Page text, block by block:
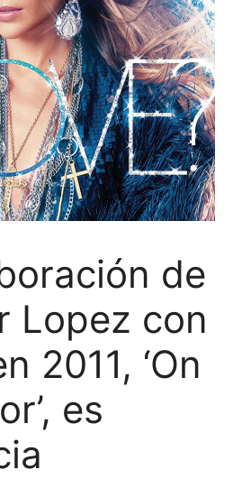
de
Lopez con
2011, ‘On
es